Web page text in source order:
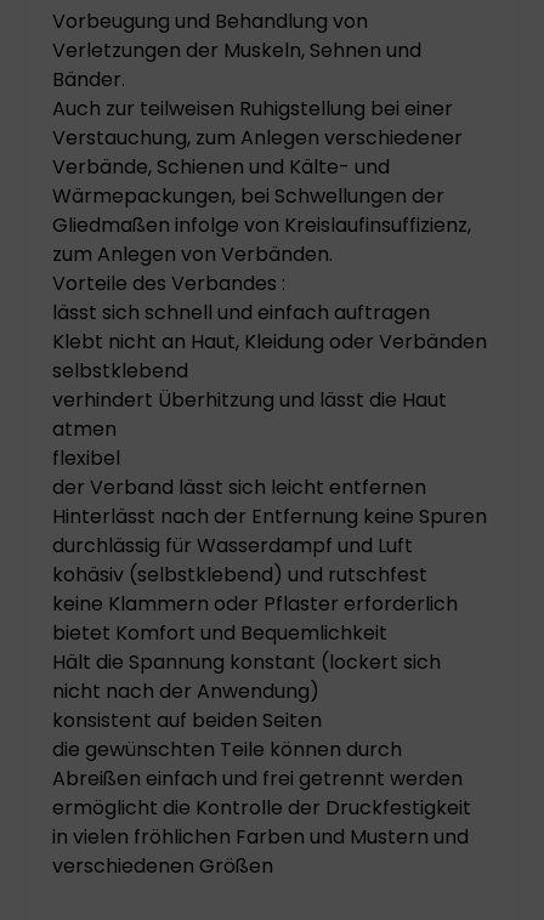
Vorbeugung und Behandlung von
Verletzungen der Muskeln, Sehnen und
Bänder.
Auch zur teilweisen Ruhigstellung bei einer
Verstauchung, zum Anlegen verschiedener
Verbände, Schienen und Kälte- und
Wärmepackungen, bei Schwellungen der
Gliedmaßen infolge von Kreislaufinsuffizienz,
zum Anlegen von Verbänden.
Vorteile des Verbandes :
lässt sich schnell und einfach auftragen
Klebt nicht an Haut, Kleidung oder Verbänden
selbstklebend
verhindert Überhitzung und lässt die Haut
atmen
flexibel
der Verband lässt sich leicht entfernen
Hinterlässt nach der Entfernung keine Spuren
durchlässig für Wasserdampf und Luft
kohäsiv (selbstklebend) und rutschfest
keine Klammern oder Pflaster erforderlich
bietet Komfort und Bequemlichkeit
Hält die Spannung konstant (lockert sich
nicht nach der Anwendung)
konsistent auf beiden Seiten
die gewünschten Teile können durch
Abreißen einfach und frei getrennt werden
ermöglicht die Kontrolle der Druckfestigkeit
in vielen fröhlichen Farben und Mustern und
verschiedenen Größen